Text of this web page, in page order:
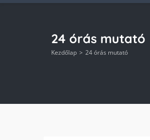
24 órás mutató
Kezdőlap 24 órás mutató